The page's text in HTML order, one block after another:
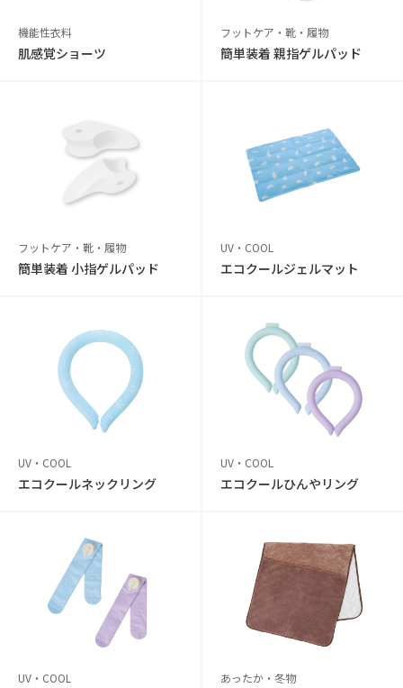
機能性衣料
肌感覚ショーツ
フットケア・靴・履物
簡単装着 親指ゲルパッド
フットケア・靴・履物
簡単装着 小指ゲルパッド
UV・COOL
エコクールジェルマット
UV・COOL
エコクールネックリング
UV・COOL
エコクールひんやリング
UV・COOL あったか・冬物